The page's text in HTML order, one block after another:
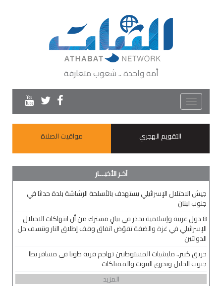
أمة واحدة .. شعوب متعارفة
Toggle
navigation
التقويم الهجري
مواقيت الصلاة
آخـر الأخبـــار
جيش الاحتلال الإسرائيلي يستهدف بالأسلحة الرشاشة بلدة حداثا في
جنوب لبنان
8 دول عربية وإسلامية تحذر في بيانٍ مشترك من أن انتهاكات الاحتلال
الإسرائيلي في غزة والضفة تقوّض اتفاق وقف إطلاق النار وتنسف حل
الدولتين
حريق كبير.. مليشيات المستوطنين تهاجم قرية طوبا في مسافر يطا
جنوب الخليل وتحرق البيوت والممتلكات
المزيد